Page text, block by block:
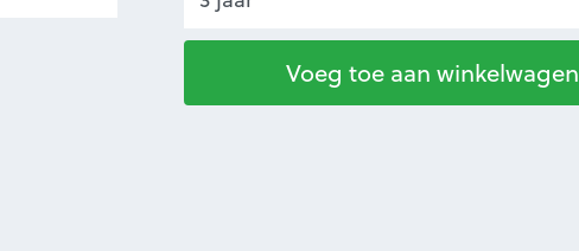
Voeg toe aan winkelwagen